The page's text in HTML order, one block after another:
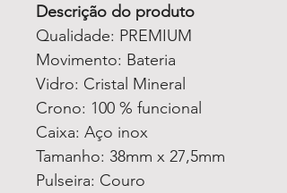
Descrição do produto
Qualidade: PREMIUM
Movimento: Bateria
Vidro: Cristal Mineral
Crono: 100 % funcional
Caixa: Aço inox
Tamanho: 38mm x 27,5mm
Pulseira: Couro